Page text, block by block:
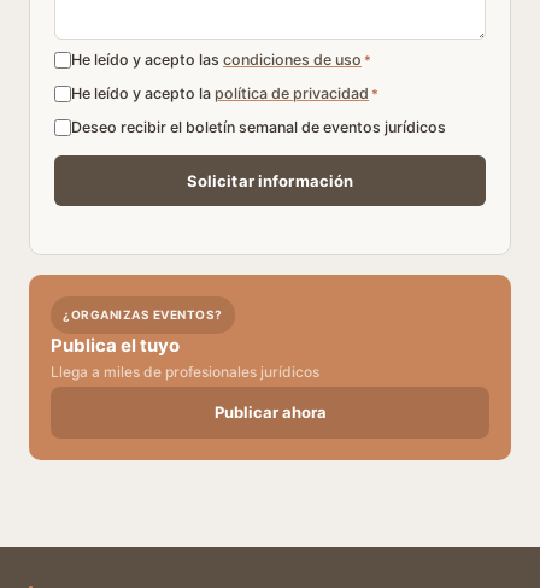
He leído y acepto las condiciones de uso *
He leído y acepto la política de privacidad *
Deseo recibir el boletín semanal de eventos jurídicos
¿ORGANIZAS EVENTOS?
Publica el tuyo
Llega a miles de profesionales jurídicos
Publicar ahora